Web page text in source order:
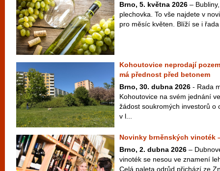
Brno, 5. května 2026 –
plechovka. To vše najdete v
pro měsíc květen. Blíží se i
Kohoutovice neprodají
má přednost před betonem
Brno, 30. dubna 2026 - Rada
Kohoutovice na svém jednání
žádost soukromých investorů o
v l...
Novinky brněnských vinoték
Brno, 2. dubna 2026 –
vinoték se nesou ve znamení
Celá paleta odrůd přichází ze